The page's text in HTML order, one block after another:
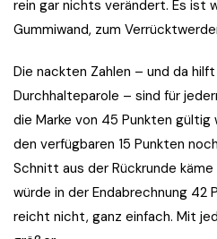
rein gar nichts verändert. Es ist
Gummiwand, zum
Die nackten Zahlen – und da
Durchhalteparole – sind für
die Marke von 45 Punkten gültig
den verfügbaren 15 Punkten
Schnitt aus der Rückrunde käme
würde in der Endabrechnung 42
reicht nicht, ganz einfach. Mit